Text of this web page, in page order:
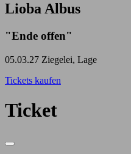
Lioba Albus
"Ende offen"
05.03.27 Ziegelei, Lage
Tickets kaufen
Ticket